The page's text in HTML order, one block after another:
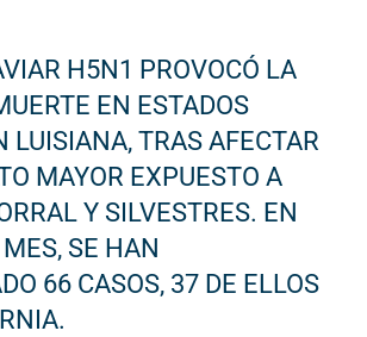
H5N1 PROVOCÓ LA
EN ESTADOS
LUISIANA, TRAS AFECTAR
MAYOR EXPUESTO A
Y SILVESTRES. EN
SE HAN
66 CASOS, 37 DE ELLOS